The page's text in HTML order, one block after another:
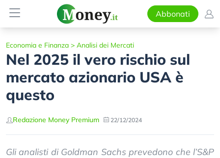
Abbonati
Economia e Finanza > Analisi dei Mercati
Nel 2025 il vero rischio sul
mercato azionario USA è
questo
Redazione Money Premium 22/12/2024
Gli analisti di Goldman Sachs prevedono che l’S&P